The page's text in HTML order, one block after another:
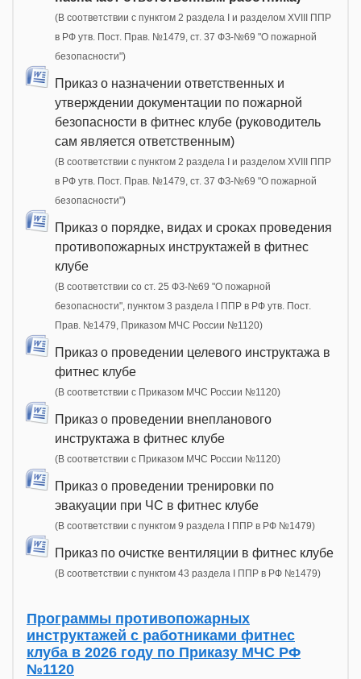
(В соответствии с пунктом 2 раздела I и разделом XVIII ППР
в РФ утв. Пост. Прав. №1479, ст. 37 ФЗ-№69 "О пожарной
безопасности")
Приказ о назначении ответственных и
утверждении документации по пожарной
безопасности в фитнес клубе (руководитель
сам является ответственным)
(В соответствии с пунктом 2 раздела I и разделом XVIII ППР
в РФ утв. Пост. Прав. №1479, ст. 37 ФЗ-№69 "О пожарной
безопасности")
Приказ о порядке, видах и сроках проведения
противопожарных инструктажей в фитнес
клубе
(В соответствии со ст. 25 ФЗ-№69 "О пожарной
безопасности", пунктом 3 раздела I ППР в РФ утв. Пост.
Прав. №1479, Приказом МЧС России №1120)
Приказ о проведении целевого инструктажа в
фитнес клубе
(В соответствии с Приказом МЧС России №1120)
Приказ о проведении внепланового
инструктажа в фитнес клубе
(В соответствии с Приказом МЧС России №1120)
Приказ о проведении тренировки по
эвакуации при ЧС в фитнес клубе
(В соответствии с пунктом 9 раздела I ППР в РФ №1479)
Приказ по очистке вентиляции в фитнес клубе
(В соответствии с пунктом 43 раздела I ППР в РФ №1479)
Программы противопожарных
инструктажей с работниками фитнес
клуба в 2026 году по Приказу МЧС РФ
№1120